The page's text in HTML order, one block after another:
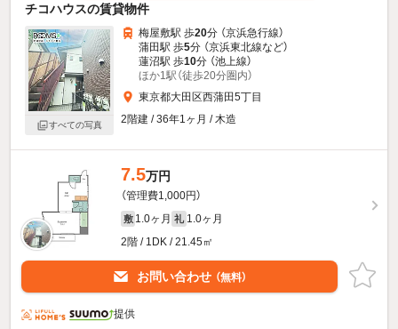
チコハウスの賃貸物件
すべての写真
梅屋敷駅 歩20分 （京浜急行線）
蒲田駅 歩5分 （京浜東北線など）
蓮沼駅 歩10分 （池上線）
ほか1駅（徒歩20分圏内）
東京都大田区西蒲田5丁目
2階建 / 36年1ヶ月 / 木造
7.5万円
（管理費1,000円）
敷 1.0ヶ月 礼 1.0ヶ月
2階 / 1DK / 21.45㎡
お問い合わせ （無料）
提供